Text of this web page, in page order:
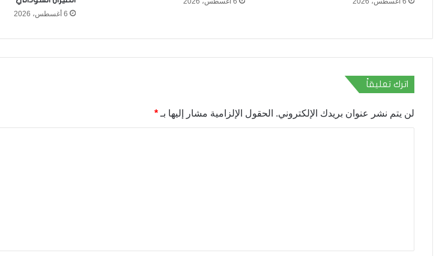
6 أغسطس، 2026
اترك تعليقاً
لن يتم نشر عنوان بريدك الإلكتروني. الحقول الإلزامية مشار إليها بـ *